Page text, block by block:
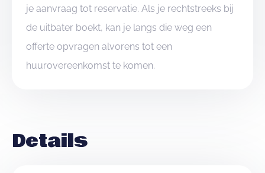
je aanvraag tot reservatie. Als je rechtstreeks bij
de uitbater boekt, kan je langs die weg een
offerte opvragen alvorens tot een
huurovereenkomst te komen.
Details